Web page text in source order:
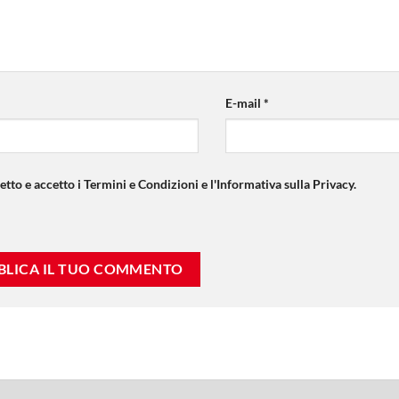
E-mail *
e accetto i Termini e Condizioni e l'Informativa sulla Privacy.